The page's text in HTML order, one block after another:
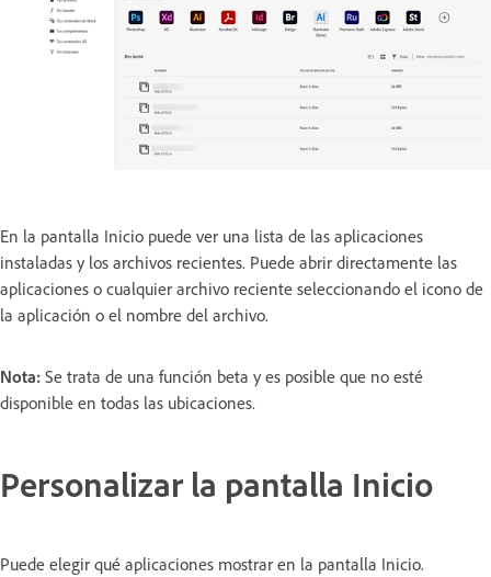
En la pantalla Inicio puede ver una lista de las aplicaciones
instaladas y los archivos recientes. Puede abrir directamente las
aplicaciones o cualquier archivo reciente seleccionando el icono de
la aplicación o el nombre del archivo.
Nota: Se trata de una función beta y es posible que no esté
disponible en todas las ubicaciones.
Personalizar la pantalla Inicio
Puede elegir qué aplicaciones mostrar en la pantalla Inicio.